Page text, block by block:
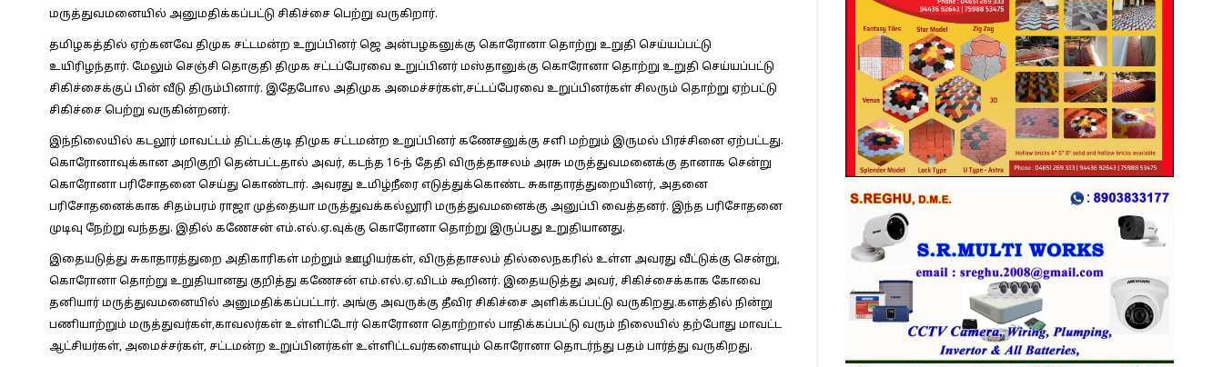
மருத்துவமனையில் அனுமதிக்கப்பட்டு சிகிச்சை பெற்று வருகிறார்.
தமிழகத்தில் ஏற்கனவே திமுக சட்டமன்ற உறுப்பினர் ஜெ அன்பழகனுக்கு கொரோனா தொற்று உறுதி செய்யப்பட்டு
உயிரிழந்தார். மேலும் செஞ்சி தொகுதி திமுக சட்டப்பேரவை உறுப்பினர் மஸ்தானுக்கு கொரோனா தொற்று உறுதி செய்யப்பட்டு
சிகிச்சைக்குப் பின் வீடு திரும்பினார். இதேபோல அதிமுக அமைச்சர்கள்,சட்டப்பேரவை உறுப்பினர்கள் சிலரும் தொற்று ஏற்பட்டு
சிகிச்சை பெற்று வருகின்றனர்.
இந்நிலையில் கடலூர் மாவட்டம் திட்டக்குடி திமுக சட்டமன்ற உறுப்பினர் கணேசனுக்கு சளி மற்றும் இருமல் பிரச்சினை ஏற்பட்டது.
கொரோனாவுக்கான அறிகுறி தென்பட்டதால் அவர், கடந்த 16-ந் தேதி விருத்தாசலம் அரசு மருத்துவமனைக்கு தானாக சென்று
கொரோனா பரிசோதனை செய்து கொண்டார். அவரது உமிழ்நீரை எடுத்துக்கொண்ட சுகாதாரத்துறையினர், அதனை
பரிசோதனைக்காக சிதம்பரம் ராஜா முத்தையா மருத்துவக்கல்லூரி மருத்துவமனைக்கு அனுப்பி வைத்தனர். இந்த பரிசோதனை
முடிவு நேற்று வந்தது. இதில் கணேசன் எம்.எல்.ஏ.வுக்கு கொரோனா தொற்று இருப்பது உறுதியானது.
இதையடுத்து சுகாதாரத்துறை அதிகாரிகள் மற்றும் ஊழியர்கள், விருத்தாசலம் தில்லைநகரில் உள்ள அவரது வீட்டுக்கு சென்று,
கொரோனா தொற்று உறுதியானது குறித்து கணேசன் எம்.எல்.ஏ.விடம் கூறினர். இதையடுத்து அவர், சிகிச்சைக்காக கோவை
தனியார் மருத்துவமனையில் அனுமதிக்கப்பட்டார். அங்கு அவருக்கு தீவிர சிகிச்சை அளிக்கப்பட்டு வருகிறது.களத்தில் நின்று
பணியாற்றும் மருத்துவர்கள்,காவலர்கள் உள்ளிட்டோர் கொரோனா தொற்றால் பாதிக்கப்பட்டு வரும் நிலையில் தற்போது மாவட்ட
ஆட்சியர்கள், அமைச்சர்கள், சட்டமன்ற உறுப்பினர்கள் உள்ளிட்டவர்களையும் கொரோனா தொடர்ந்து பதம் பார்த்து வருகிறது.